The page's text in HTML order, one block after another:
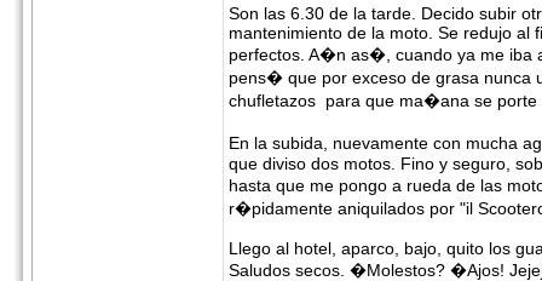
Son las 6.30 de la tarde. Decido subir
mantenimiento de la moto. Se redujo al
perfectos. A�n as�, cuando ya me iba
pens� que por exceso de grasa nunca
chufletazos para que ma�ana se porte
En la subida, nuevamente con mucha
que diviso dos motos. Fino y seguro,
hasta que me pongo a rueda de las
r�pidamente aniquilados por "il
Llego al hotel, aparco, bajo, quito los
Saludos secos. �Molestos? �Ajos!